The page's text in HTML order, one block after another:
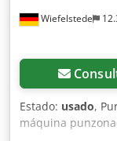
Wiefelstede
Estado: usado,
máquina